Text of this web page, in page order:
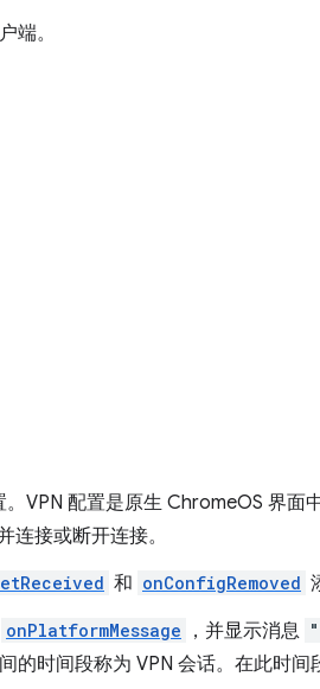
端。
。VPN 配置是原生 ChromeOS 界面
连接或断开连接。
和 onConfigRemoved
onPlatformMessage ，并显示消息
的时间段称为 VPN 会话。在此时